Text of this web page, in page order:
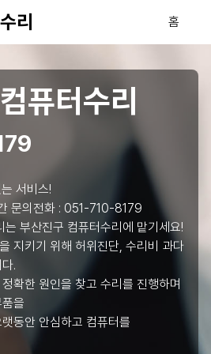
리 홈
퓨터수리
서비스!
문의전화 : 051-710-8179
는 부산진구 컴퓨터수리에 맡기세요!
지키기 위해 허위진단, 수리비 과다
.
확한 원인을 찾고 수리를 진행하며
을
동안 안심하고 컴퓨터를